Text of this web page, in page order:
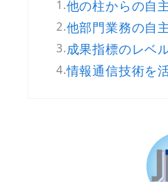
他の柱からの自
他部門業務の自
成果指標のレベ
情報通信技術を